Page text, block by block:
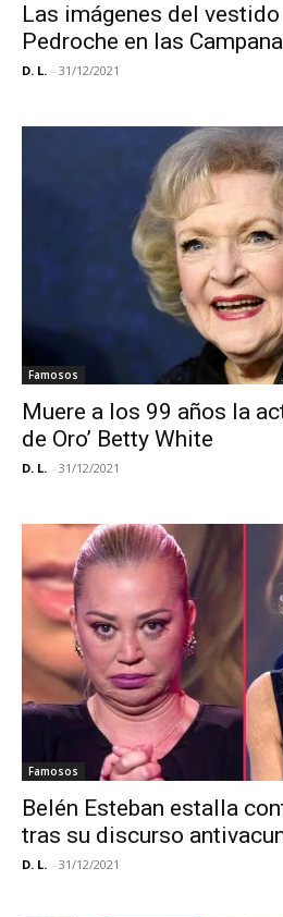
Las imágenes del
Pedroche en las
D. L. - 31/12/2021
Famosos
Muere a los 99 años la
de Oro’ Betty White
D. L. - 31/12/2021
Famosos
Belén Esteban estalla
tras su discurso
D. L. - 31/12/2021